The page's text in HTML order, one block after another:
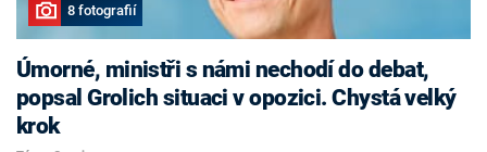
8 fotografií
Úmorné, ministři s námi nechodí do debat,
popsal Grolich situaci v opozici. Chystá velký
krok